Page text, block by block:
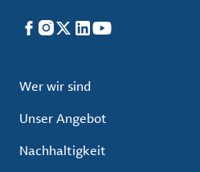
Facebook
Instagram
X LinkedIn
YouTube
Wer wir sind
Unser Angebot
Nachhaltigkeit